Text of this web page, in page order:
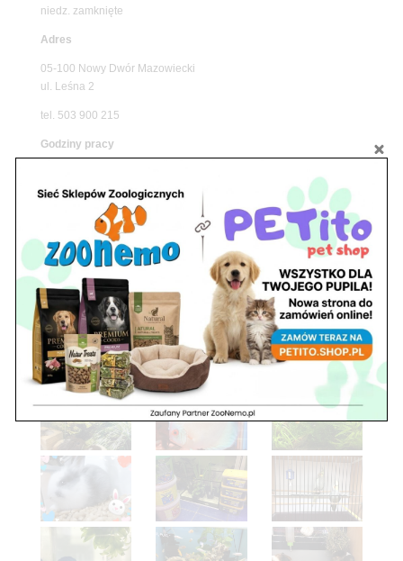
niedz. zamknięte
Adres
05-100 Nowy Dwór Mazowiecki
ul. Leśna 2
tel. 503 900 215
Godziny pracy
sob. 8.00 – 15.00
niedz. zamknięte